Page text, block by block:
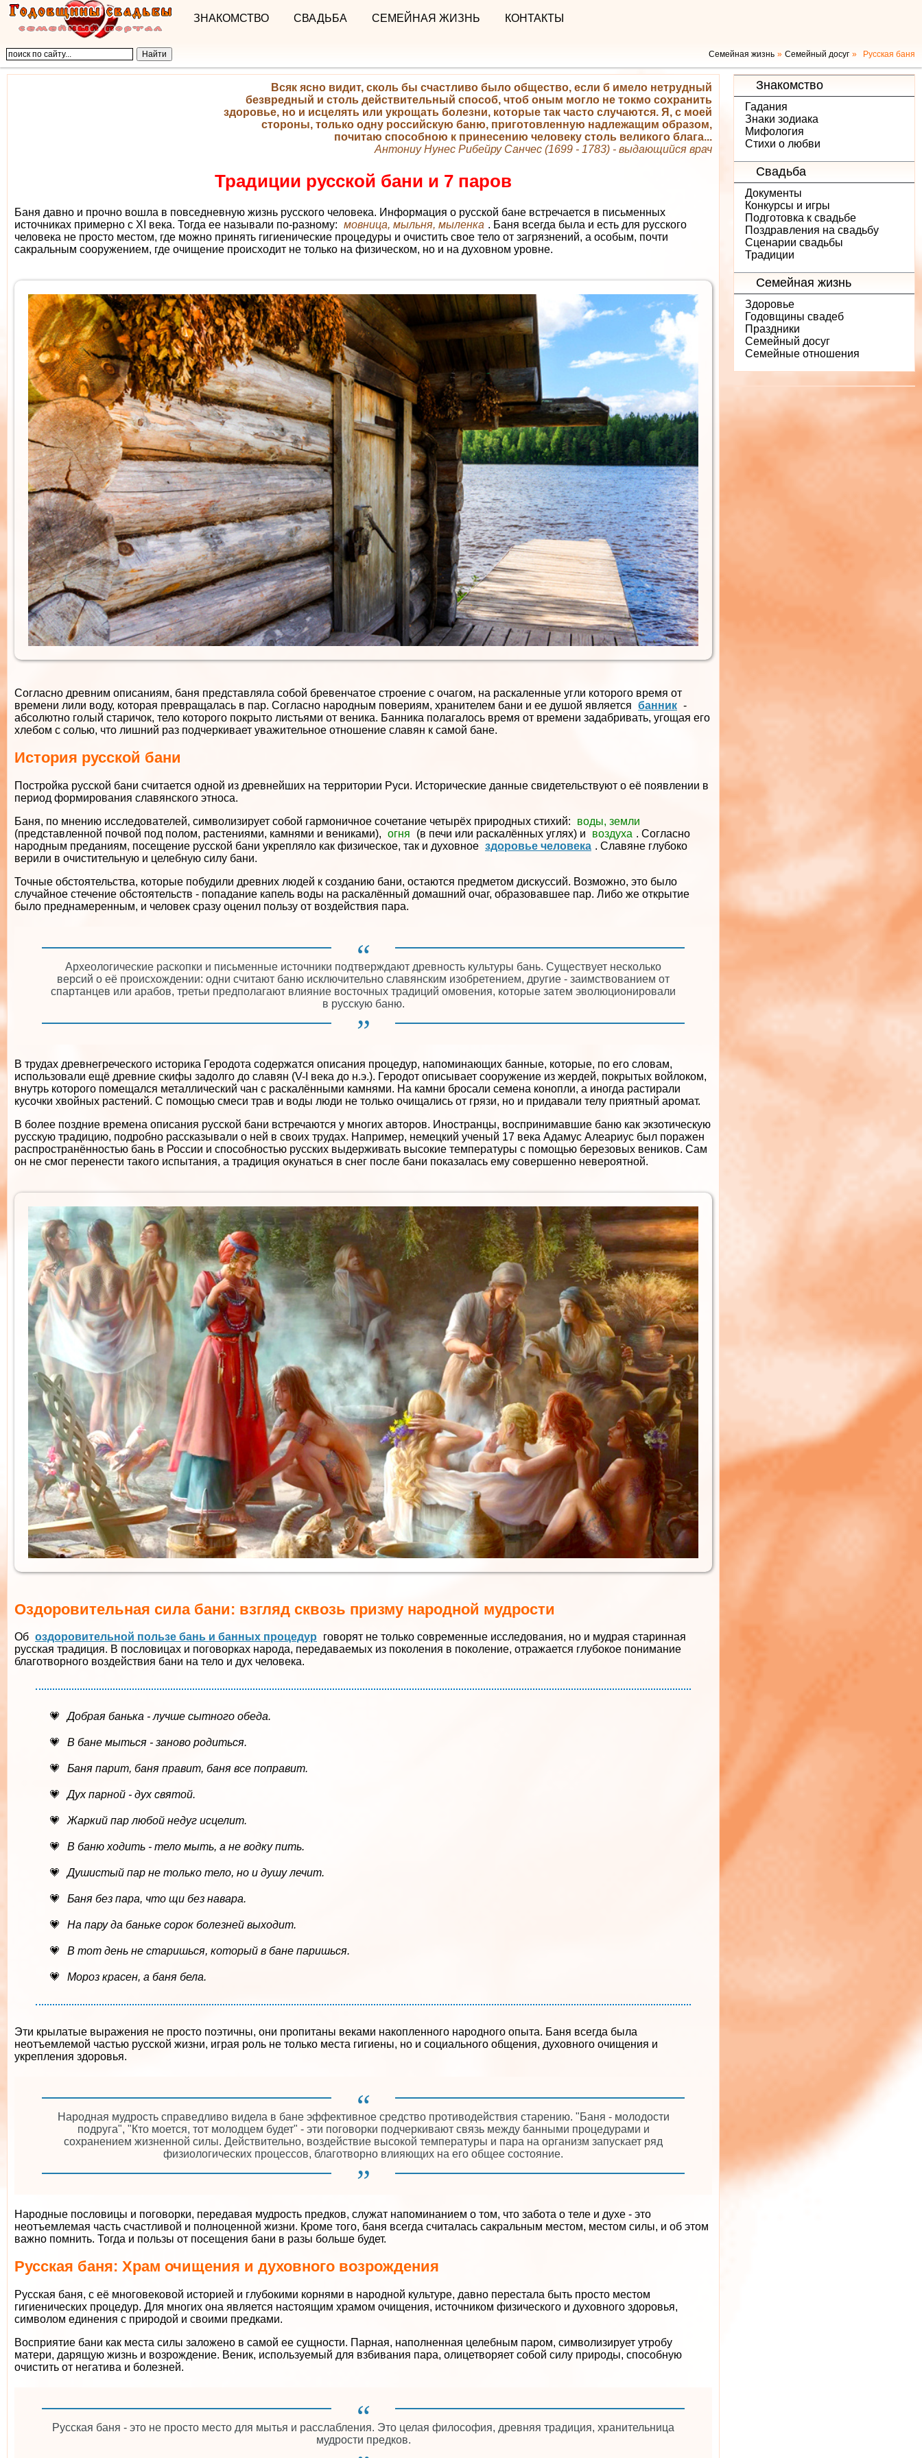
ЗНАКОМСТВО СВАДЬБА СЕМЕЙНАЯ ЖИЗНЬ КОНТАКТЫ
Семейная жизнь Семейный досуг Русская баня
Всяк ясно видит, сколь бы счастливо было общество, если б имело нетрудный
безвредный и столь действительный способ, чтоб оным могло не токмо сохранить
здоровье, но и исцелять или укрощать болезни, которые так часто случаются. Я, с моей
стороны, только одну российскую баню, приготовленную надлежащим образом,
почитаю способною к принесению человеку столь великого блага...
Антониу Нунес Рибейру Санчес (1699 - 1783) - выдающийся врач
Традиции русской бани и 7 паров
Баня давно и прочно вошла в повседневную жизнь русского человека. Информация о русской бане встречается в письменных
источниках примерно с ХI века. Тогда ее называли по-разному: мовница, мыльня, мыленка . Баня всегда была и есть для русского
человека не просто местом, где можно принять гигиенические процедуры и очистить свое тело от загрязнений, а особым, почти
сакральным сооружением, где очищение происходит не только на физическом, но и на духовном уровне.
Согласно древним описаниям, баня представляла собой бревенчатое строение с очагом, на раскаленные угли которого время от
времени лили воду, которая превращалась в пар. Согласно народным повериям, хранителем бани и ее душой является банник -
абсолютно голый старичок, тело которого покрыто листьями от веника. Банника полагалось время от времени задабривать, угощая его
хлебом с солью, что лишний раз подчеркивает уважительное отношение славян к самой бане.
История русской бани
Постройка русской бани считается одной из древнейших на территории Руси. Исторические данные свидетельствуют о её появлении в
период формирования славянского этноса.
Баня, по мнению исследователей, символизирует собой гармоничное сочетание четырёх природных стихий:
воды, земли
(представленной почвой под полом, растениями, камнями и вениками), огня (в печи или раскалённых углях) и воздуха . Согласно
народным преданиям, посещение русской бани укрепляло как физическое, так и духовное здоровье человека . Славяне глубоко
верили в очистительную и целебную силу бани.
Точные обстоятельства, которые побудили древних людей к созданию бани, остаются предметом дискуссий. Возможно, это было
случайное стечение обстоятельств - попадание капель воды на раскалённый домашний очаг, образовавшее пар. Либо же открытие
было преднамеренным, и человек сразу оценил пользу от воздействия пара.
Археологические раскопки и письменные источники подтверждают древность культуры бань. Существует несколько
версий о её происхождении: одни считают баню исключительно славянским изобретением, другие - заимствованием от
спартанцев или арабов, третьи предполагают влияние восточных традиций омовения, которые затем эволюционировали
в русскую баню.
В трудах древнегреческого историка Геродота содержатся описания процедур, напоминающих банные, которые, по его словам,
использовали ещё древние скифы задолго до славян (V-I века до н.э.). Геродот описывает сооружение из жердей, покрытых войлоком,
внутрь которого помещался металлический чан с раскалёнными камнями. На камни бросали семена конопли, а иногда растирали
кусочки хвойных растений. С помощью смеси трав и воды люди не только очищались от грязи, но и придавали телу приятный аромат.
В более поздние времена описания русской бани встречаются у многих авторов. Иностранцы, воспринимавшие баню как экзотическую
русскую традицию, подробно рассказывали о ней в своих трудах. Например, немецкий ученый 17 века Адамус Алеариус был поражен
распространённостью бань в России и способностью русских выдерживать высокие температуры с помощью березовых веников. Сам
он не смог перенести такого испытания, а традиция окунаться в снег после бани показалась ему совершенно невероятной.
Оздоровительная сила бани: взгляд сквозь призму народной мудрости
Об оздоровительной пользе бань и банных процедур
говорят не только современные исследования, но и мудрая старинная
русская традиция. В пословицах и поговорках народа, передаваемых из поколения в поколение, отражается глубокое понимание
благотворного воздействия бани на тело и дух человека.
Добрая банька - лучше сытного обеда.
В бане мыться - заново родиться.
Баня парит, баня правит, баня все поправит.
Дух парной - дух святой.
Жаркий пар любой недуг исцелит.
В баню ходить - тело мыть, а не водку пить.
Душистый пар не только тело, но и душу лечит.
Баня без пара, что щи без навара.
На пару да баньке сорок болезней выходит.
В тот день не старишься, который в бане паришься.
Мороз красен, а баня бела.
Эти крылатые выражения не просто поэтичны, они пропитаны веками накопленного народного опыта. Баня всегда была
неотъемлемой частью русской жизни, играя роль не только места гигиены, но и социального общения, духовного очищения и
укрепления здоровья.
Народная мудрость справедливо видела в бане эффективное средство противодействия старению. "Баня - молодости
подруга", "Кто моется, тот молодцем будет" - эти поговорки подчеркивают связь между банными процедурами и
сохранением жизненной силы. Действительно, воздействие высокой температуры и пара на организм запускает ряд
физиологических процессов, благотворно влияющих на его общее состояние.
Народные пословицы и поговорки, передавая мудрость предков, служат напоминанием о том, что забота о теле и духе - это
неотъемлемая часть счастливой и полноценной жизни. Кроме того, баня всегда считалась сакральным местом, местом силы, и об этом
важно помнить. Тогда и пользы от посещения бани в разы больше будет.
Русская баня: Храм очищения и духовного возрождения
Русская баня, с её многовековой историей и глубокими корнями в народной культуре, давно перестала быть просто местом
гигиенических процедур. Для многих она является настоящим храмом очищения, источником физического и духовного здоровья,
символом единения с природой и своими предками.
Восприятие бани как места силы заложено в самой ее сущности. Парная, наполненная целебным паром, символизирует утробу
матери, дарящую жизнь и возрождение. Веник, используемый для взбивания пара, олицетворяет собой силу природы, способную
очистить от негатива и болезней.
Русская баня - это не просто место для мытья и расслабления. Это целая философия, древняя традиция, хранительница
мудрости предков.
Знакомство
Гадания
Знаки зодиака
Мифология
Стихи о любви
Свадьба
Документы
Конкурсы и игры
Подготовка к свадьбе
Поздравления на свадьбу
Сценарии свадьбы
Традиции
Семейная жизнь
Здоровье
Годовщины свадеб
Праздники
Семейный досуг
Семейные отношения